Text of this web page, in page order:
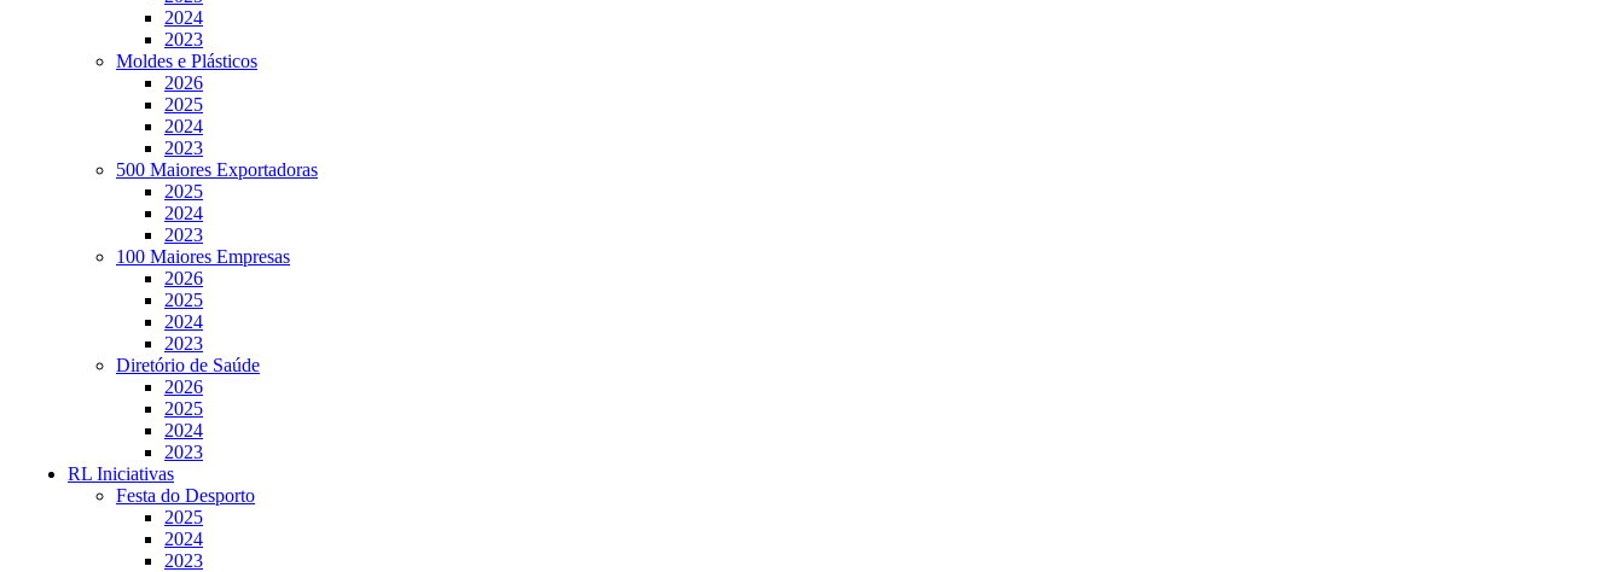
2024
2023
Moldes e Plásticos
2026
2025
2024
2023
500 Maiores Exportadoras
2025
2024
2023
100 Maiores Empresas
2026
2025
2024
2023
Diretório de Saúde
2026
2025
2024
2023
RL Iniciativas
Festa do Desporto
2025
2024
2023